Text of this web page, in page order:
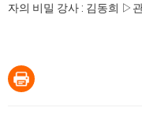
자의 비밀 강사 : 김동희 ▷